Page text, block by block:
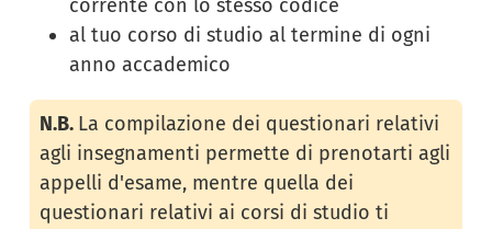
corrente con lo stesso codice
al tuo corso di studio al termine di ogni
anno accademico
N.B. La compilazione dei questionari relativi
agli insegnamenti permette di prenotarti agli
appelli d'esame, mentre quella dei
questionari relativi ai corsi di studio ti